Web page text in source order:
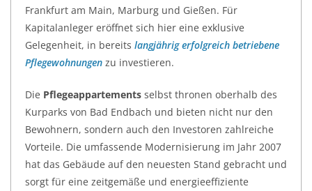
Frankfurt am Main, Marburg und Gießen. Für
Kapitalanleger eröffnet sich hier eine exklusive
Gelegenheit, in bereits langjährig erfolgreich betriebene
Pflegewohnungen zu investieren.
Die Pflegeappartements selbst thronen oberhalb des
Kurparks von Bad Endbach und bieten nicht nur den
Bewohnern, sondern auch den Investoren zahlreiche
Vorteile. Die umfassende Modernisierung im Jahr 2007
hat das Gebäude auf den neuesten Stand gebracht und
sorgt für eine zeitgemäße und energieeffiziente